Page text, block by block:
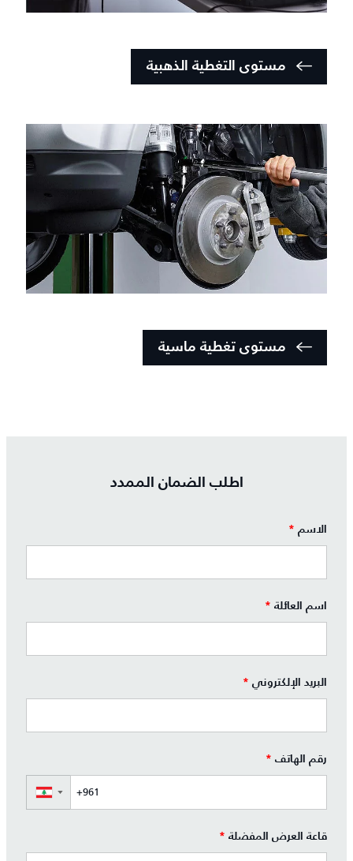
مستوى التغطية الذهبية
مستوى تغطية ماسية
اطلب الضمان الممدد
الاسم *
اسم العائلة *
البريد الإلكتروني *
رقم الهاتف *
▼
قاعة العرض المفضلة *